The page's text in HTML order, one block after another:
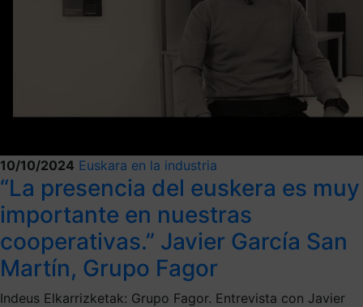
10/10/2024 Euskara en la industria
“La presencia del euskera es muy
importante en nuestras
cooperativas.” Javier García San
Martín, Grupo Fagor
Indeus Elkarrizketak: Grupo Fagor. Entrevista con Javier